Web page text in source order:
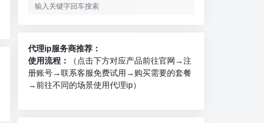
代理ip服务商推荐：
使用流程：
（点击下方对应产品前往官网→注
册账号→联系客服免费试用→购买需要的套餐
→前往不同的场景使用代理ip）